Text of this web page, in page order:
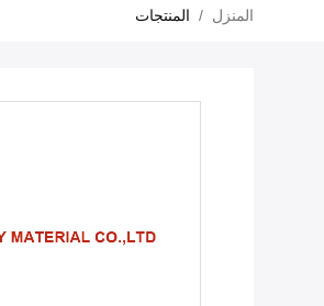
المنزل / المنتجات